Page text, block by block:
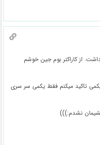
از کاراکتر بوم جین خوشم
تاکید میکنم فقط یکمی سر سری
نشدم:)))